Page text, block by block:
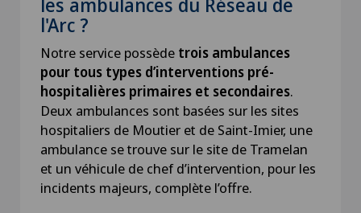
l'Arc ?
Notre service possède trois ambulances
pour tous types d’interventions pré-
hospitalières primaires et secondaires.
Deux ambulances sont basées sur les sites
hospitaliers de Moutier et de Saint-Imier, une
ambulance se trouve sur le site de Tramelan
et un véhicule de chef d’intervention, pour les
incidents majeurs, complète l’offre.